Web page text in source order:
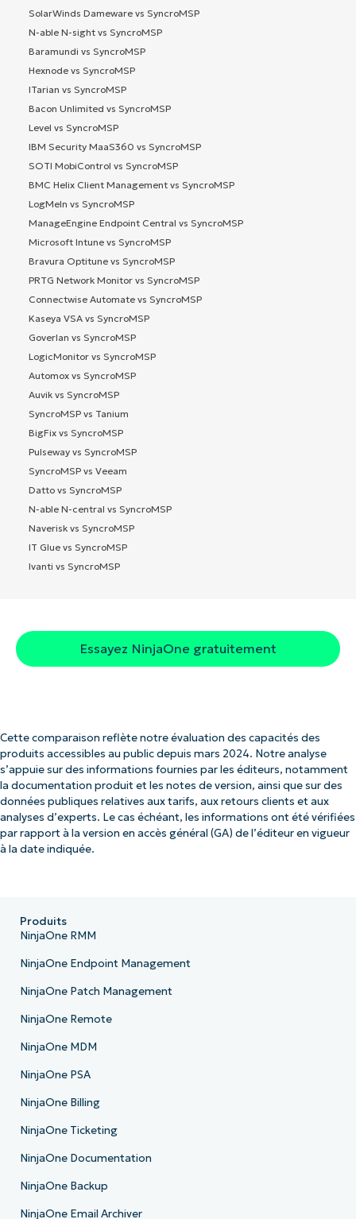
SolarWinds Dameware vs SyncroMSP
N-able N-sight vs SyncroMSP
Baramundi vs SyncroMSP
Hexnode vs SyncroMSP
ITarian vs SyncroMSP
Bacon Unlimited vs SyncroMSP
Level vs SyncroMSP
IBM Security MaaS360 vs SyncroMSP
SOTI MobiControl vs SyncroMSP
BMC Helix Client Management vs SyncroMSP
LogMeIn vs SyncroMSP
ManageEngine Endpoint Central vs SyncroMSP
Microsoft Intune vs SyncroMSP
Bravura Optitune vs SyncroMSP
PRTG Network Monitor vs SyncroMSP
Connectwise Automate vs SyncroMSP
Kaseya VSA vs SyncroMSP
Goverlan vs SyncroMSP
LogicMonitor vs SyncroMSP
Automox vs SyncroMSP
Auvik vs SyncroMSP
SyncroMSP vs Tanium
BigFix vs SyncroMSP
Pulseway vs SyncroMSP
SyncroMSP vs Veeam
Datto vs SyncroMSP
N-able N-central vs SyncroMSP
Naverisk vs SyncroMSP
IT Glue vs SyncroMSP
Ivanti vs SyncroMSP
Essayez NinjaOne gratuitement
Cette comparaison reflète notre évaluation des capacités des
produits accessibles au public depuis mars 2024. Notre analyse
s’appuie sur des informations fournies par les éditeurs, notamment
la documentation produit et les notes de version, ainsi que sur des
données publiques relatives aux tarifs, aux retours clients et aux
analyses d’experts. Le cas échéant, les informations ont été vérifiées
par rapport à la version en accès général (GA) de l’éditeur en vigueur
à la date indiquée.
Produits
NinjaOne RMM
NinjaOne Endpoint Management
NinjaOne Patch Management
NinjaOne Remote
NinjaOne MDM
NinjaOne PSA
NinjaOne Billing
NinjaOne Ticketing
NinjaOne Documentation
NinjaOne Backup
NinjaOne Email Archiver